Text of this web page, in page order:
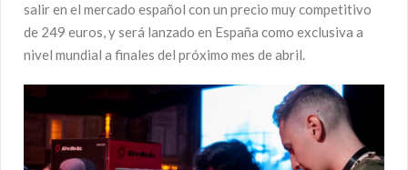
salir en el mercado español con un precio muy competitivo
de 249 euros, y será lanzado en España como exclusiva a
nivel mundial a finales del próximo mes de abril.